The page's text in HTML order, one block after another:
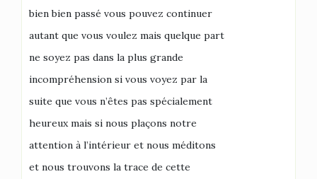
bien bien passé vous pouvez continuer
autant que vous voulez mais quelque part
ne soyez pas dans la plus grande
incompréhension si vous voyez par la
suite que vous n’êtes pas spécialement
heureux mais si nous plaçons notre
attention à l’intérieur et nous méditons
et nous trouvons la trace de cette